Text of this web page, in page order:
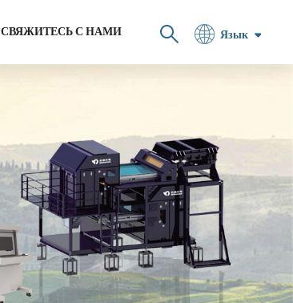
Язык
СВЯЖИТЕСЬ С НАМИ